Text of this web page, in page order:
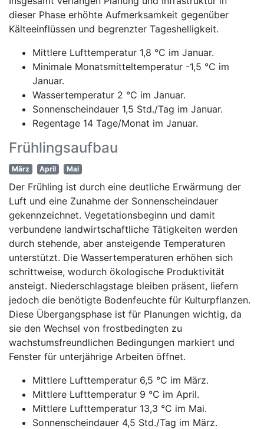
dieser Phase erhöhte Aufmerksamkeit gegenüber
Kälteeinflüssen und begrenzter Tageshelligkeit.
Mittlere Lufttemperatur 1,8 °C im Januar.
Minimale Monatsmitteltemperatur -1,5 °C im
Januar.
Wassertemperatur 2 °C im Januar.
Sonnenscheindauer 1,5 Std./Tag im Januar.
Regentage 14 Tage/Monat im Januar.
Frühlingsaufbau
März April Mai
Der Frühling ist durch eine deutliche Erwärmung der
Luft und eine Zunahme der Sonnenscheindauer
gekennzeichnet. Vegetationsbeginn und damit
verbundene landwirtschaftliche Tätigkeiten werden
durch stehende, aber ansteigende Temperaturen
unterstützt. Die Wassertemperaturen erhöhen sich
schrittweise, wodurch ökologische Produktivität
ansteigt. Niederschlagstage bleiben präsent, liefern
jedoch die benötigte Bodenfeuchte für Kulturpflanzen.
Diese Übergangsphase ist für Planungen wichtig, da
sie den Wechsel von frostbedingten zu
wachstumsfreundlichen Bedingungen markiert und
Fenster für unterjährige Arbeiten öffnet.
Mittlere Lufttemperatur 6,5 °C im März.
Mittlere Lufttemperatur 9 °C im April.
Mittlere Lufttemperatur 13,3 °C im Mai.
Sonnenscheindauer 4,5 Std./Tag im März.